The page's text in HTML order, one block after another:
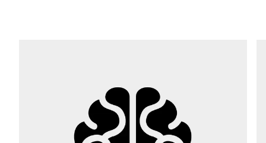
Poštovní směrovací číslo *